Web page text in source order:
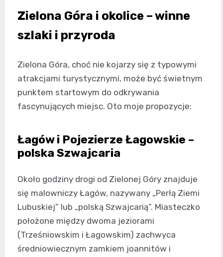
Zielona Góra i okolice – winne
szlaki i przyroda
Zielona Góra, choć nie kojarzy się z typowymi
atrakcjami turystycznymi, może być świetnym
punktem startowym do odkrywania
fascynujących miejsc. Oto moje propozycje:
Łagów i Pojezierze Łagowskie –
polska Szwajcaria
Około godziny drogi od Zielonej Góry znajduje
się malowniczy Łagów, nazywany „Perłą Ziemi
Lubuskiej” lub „polską Szwajcarią”. Miasteczko
położone między dwoma jeziorami
(Trześniowskim i Łagowskim) zachwyca
średniowiecznym zamkiem joannitów i